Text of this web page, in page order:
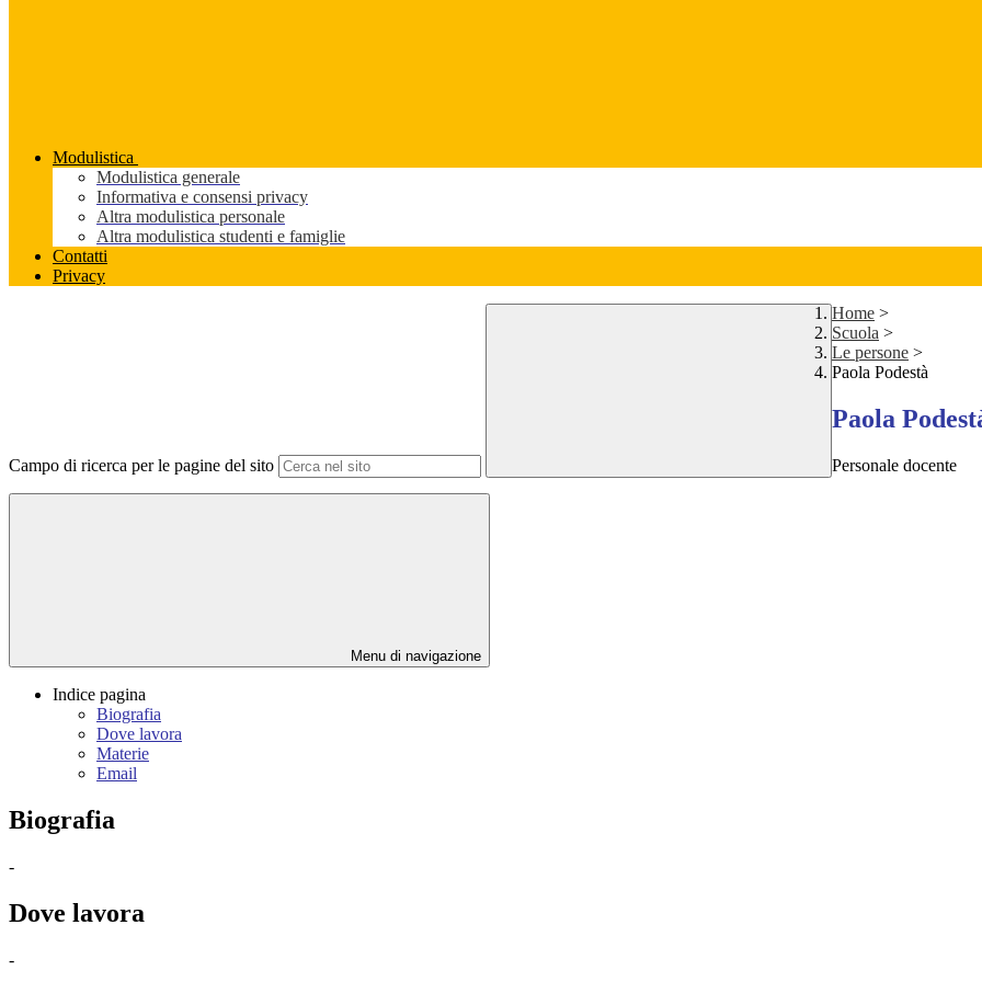
Modulistica
Modulistica generale
Informativa e consensi privacy
Altra modulistica personale
Altra modulistica studenti e famiglie
Contatti
Privacy
Campo di ricerca per le pagine del sito
Home >
Scuola >
Le persone >
Paola Podestà
Paola
Personale docente
Menu di navigazione
Indice pagina
Biografia
Dove lavora
Materie
Email
Biografia
-
Dove lavora
-